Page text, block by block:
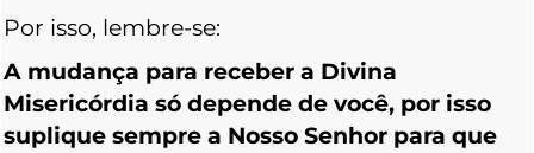
Por isso, lembre-se:
A mudança para receber a Divina
Misericórdia só depende de você, por isso
suplique sempre a Nosso Senhor para que